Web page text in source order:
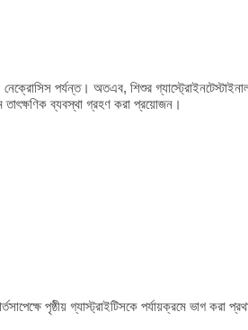
নেক্রোসিস পর্যন্ত। অতএব, শিশুর
তাৎক্ষণিক ব্যবস্থা গ্রহণ করা প্রয়োজন।
পৃষ্ঠীয় গ্যাস্ট্রাইটিসকে পর্যায়ক্রমে ভাগ করা